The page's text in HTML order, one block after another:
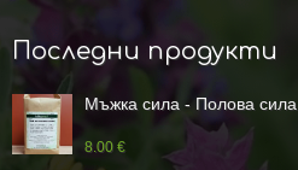
Последни продукти
Мъжка сила - Полова сила
8.00 €